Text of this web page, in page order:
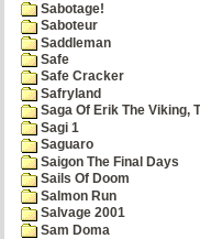
Sabotage!
Saboteur
Saddleman
Safe
Safe Cracker
Safryland
Saga Of Erik The Viking,
Sagi 1
Saguaro
Saigon The Final Days
Sails Of Doom
Salmon Run
Salvage 2001
Sam Doma